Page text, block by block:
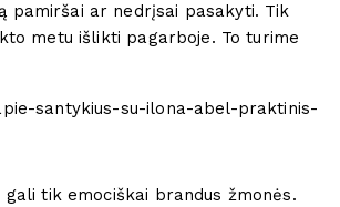
pamiršai ar nedrįsai pasakyti. Tik
metu išlikti pagarboje. To turime
santykius-su-ilona-abel-praktinis-
tik emociškai brandus žmonės.